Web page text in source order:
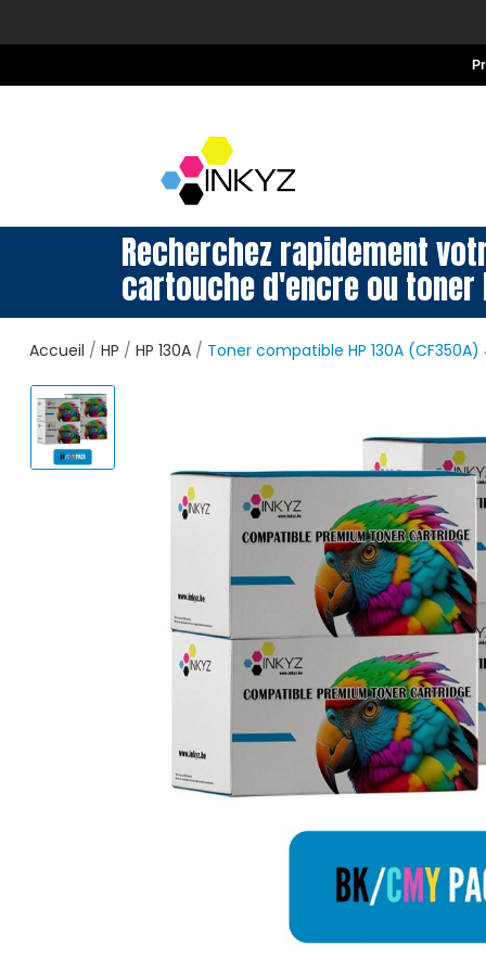
Recherchez rapidement
cartouche d'encre ou toner
Accueil HP HP 130A Toner compatible HP 130A